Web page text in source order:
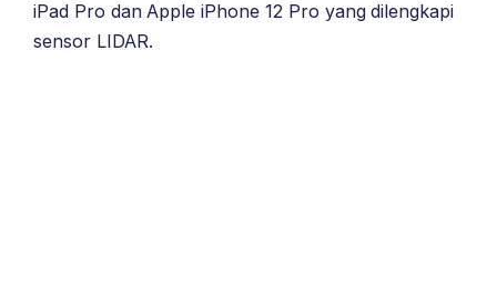
iPad Pro dan Apple iPhone 12 Pro yang dilengkapi
sensor LIDAR.